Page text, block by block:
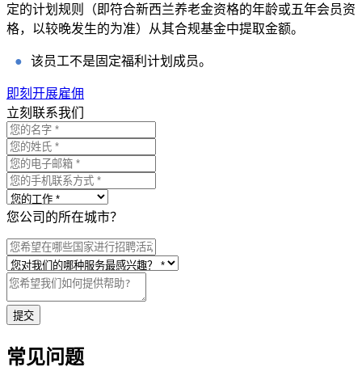
定的计划规则（即符合新西兰养老金资格的年龄或五年会员资
格，以较晚发生的为准）从其合规基金中提取金额。
● 该员工不是固定福利计划成员。
即刻开展雇佣
立刻联系我们
您公司的所在城市？
提交
常见问题